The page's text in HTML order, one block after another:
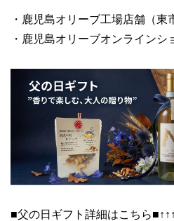
Instagram
Youtube
・鹿児島オリーブ工場店舗（東
・鹿児島オリーブオンラインシ
■父の日ギフト詳細はこちら■↑↑↑